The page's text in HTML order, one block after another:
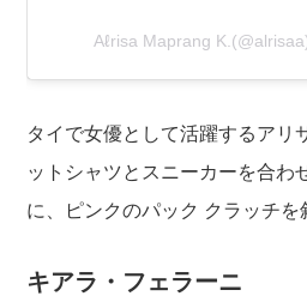
Aℓrisa Maprang
タイで女優として活躍するアリ
ットシャツとスニーカーを合わ
に、ピンクのパック クラッチを
キアラ・フェラーニ